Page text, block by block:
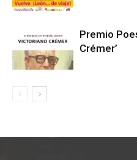
Premio
Crémer’